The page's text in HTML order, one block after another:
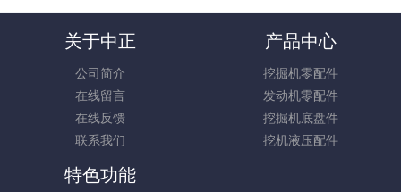
关于中正
公司简介
在线留言
在线反馈
联系我们
产品中心
挖掘机零配件
发动机零配件
挖掘机底盘件
挖机液压配件
特色功能
网站地图